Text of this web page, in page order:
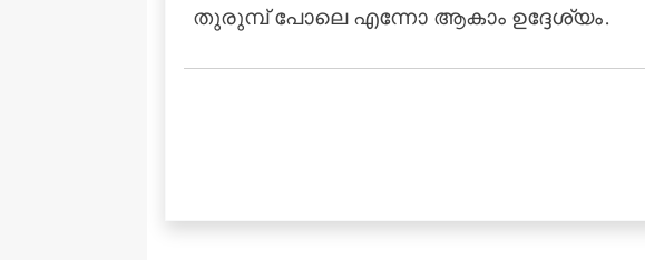
തുരുമ്പ് പോലെ എന്നോ ആകാം ഉദ്ദേശ്യം.